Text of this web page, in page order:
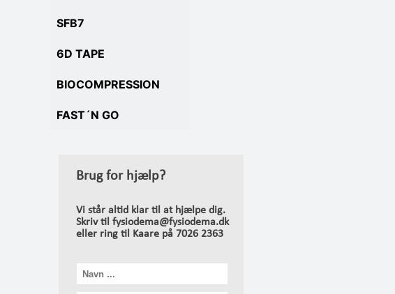
SFB7
6D TAPE
BIOCOMPRESSION
FAST´N GO
Brug for hjælp?
Vi står altid klar til at hjælpe dig.
Skriv til fysiodema@fysiodema.dk
eller ring til Kaare på 7026 2363